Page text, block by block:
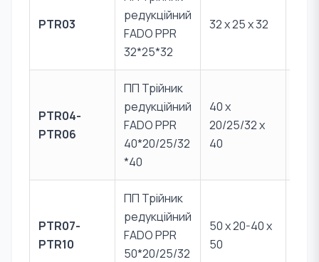
PTR03
редукційний
FADO PPR
32*25*32
32 х 25 х 32
PTR04-
PTR06
ПП Трійник
редукційний
FADO PPR
40*20/25/32
*40
40 х
20/25/32 х
40
PTR07-
PTR10
ПП Трійник
редукційний
FADO PPR
50*20/25/32
50 х 20-40 х
50